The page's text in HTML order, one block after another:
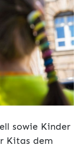
sowie Kinder
Kitas dem